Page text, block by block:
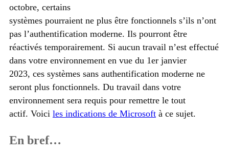
octobre, certains
systèmes pourraient ne plus être fonctionnels s’ils n’ont
pas l’authentification moderne. Ils pourront être
réactivés temporairement. Si aucun travail n’est effectué
dans votre environnement en vue du 1er janvier
2023, ces systèmes sans authentification moderne ne
seront plus fonctionnels. Du travail dans votre
environnement sera requis pour remettre le tout
actif. Voici les indications de Microsoft à ce sujet.
En bref…